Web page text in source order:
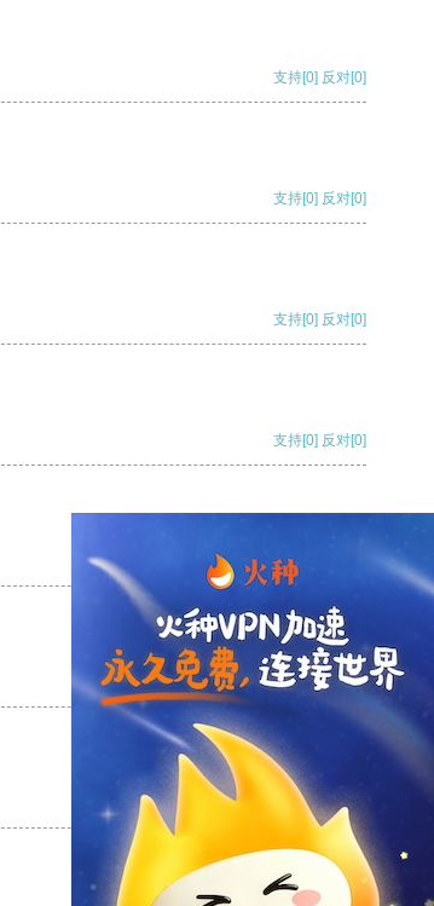
支持[0] 反对[0]
支持[0] 反对[0]
支持[0] 反对[0]
支持[0] 反对[0]
支持
支持[0] 反对[0]
支持[0] 反对[0]